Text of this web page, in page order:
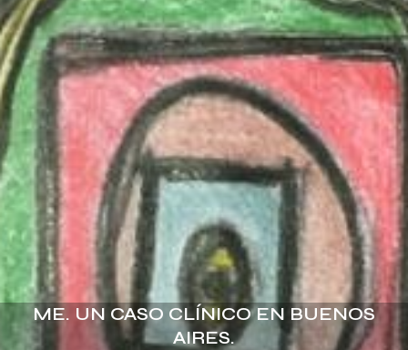
ME. UN CASO CLÍNICO EN BUENOS
AIRES.